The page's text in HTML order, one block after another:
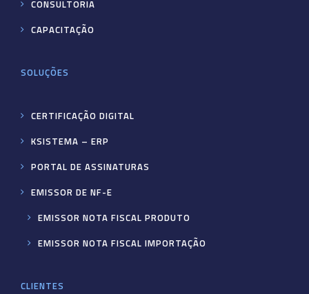
CONSULTORIA
CAPACITAÇÃO
SOLUÇÕES
CERTIFICAÇÃO DIGITAL
KSISTEMA – ERP
PORTAL DE ASSINATURAS
EMISSOR DE NF-E
EMISSOR NOTA FISCAL PRODUTO
EMISSOR NOTA FISCAL IMPORTAÇÃO
CLIENTES